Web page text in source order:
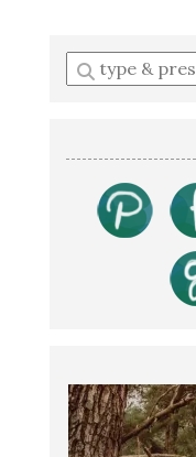
Enter
a